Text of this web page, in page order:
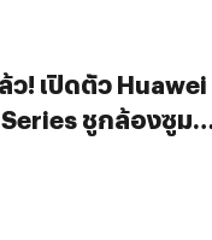
ว! เปิดตัว Huawei
ชูกล้องซูม